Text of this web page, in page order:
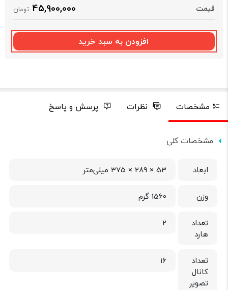
قیمت 45,900,000 تومان
افزودن به سبد خرید
مشخصات نظرات پرسش و پاسخ
مشخصات کلی
ابعاد
53 × 289 × 375 میلی‌متر
وزن
1560 گرم
تعداد
هارد
2
تعداد
کانال
تصویر
16